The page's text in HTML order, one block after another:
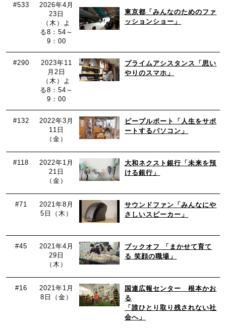
#533
2026年4月
23日
（木）よ
る8：54～
9：00
東京都「みんなのためのファ
ッションショー」
#290
2023年11
月2日
（木）よ
る8：54～
9：00
プライムアシスタンス「思い
やりのスマホ」
#132
2022年3月
11日
（金）
ピープルポート「人生をサポ
ートするパソコン」
#118
2022年1月
21日
（金）
大和ネクスト銀行「未来を預
ける銀行」
#71
2021年8月
5日（木）
サウンドファン「みんなにや
さしいスピーカー」
#45
2021年4月
29日
（木）
ブックオフ 「まかせて育て
る 笑顔の職場」
#16
2021年1月
8日（金）
国連広報センター 根本かお
る
「誰ひとり取り残されない社
会へ」